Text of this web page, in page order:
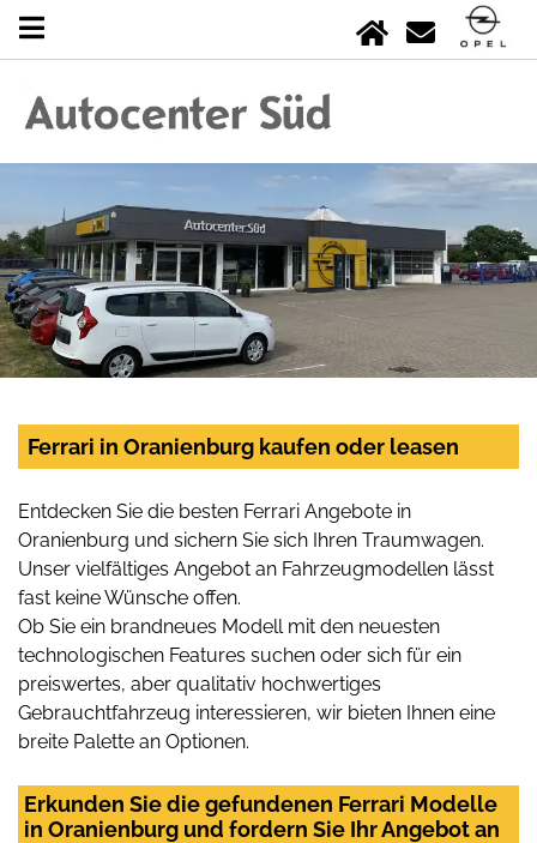
Ferrari in Oranienburg kaufen oder leasen
Entdecken Sie die besten Ferrari Angebote in
Oranienburg und sichern Sie sich Ihren Traumwagen.
Unser vielfältiges Angebot an Fahrzeugmodellen lässt
fast keine Wünsche offen.
Ob Sie ein brandneues Modell mit den neuesten
technologischen Features suchen oder sich für ein
preiswertes, aber qualitativ hochwertiges
Gebrauchtfahrzeug interessieren, wir bieten Ihnen eine
breite Palette an Optionen.
Erkunden Sie die gefundenen Ferrari Modelle
in Oranienburg und fordern Sie Ihr Angebot an